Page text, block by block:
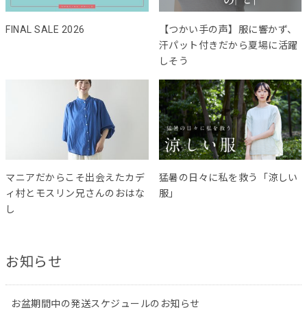
FINAL SALE 2026
【つかい手の声】服に響かず、
汗パット付きだから夏場に活躍
しそう
マニアだからこそ出会えたカデ
ィ村とモスリン兄さんのおはな
し
猛暑の日々に私を救う「涼しい
服」
お知らせ
お盆期間中の発送スケジュールのお知らせ